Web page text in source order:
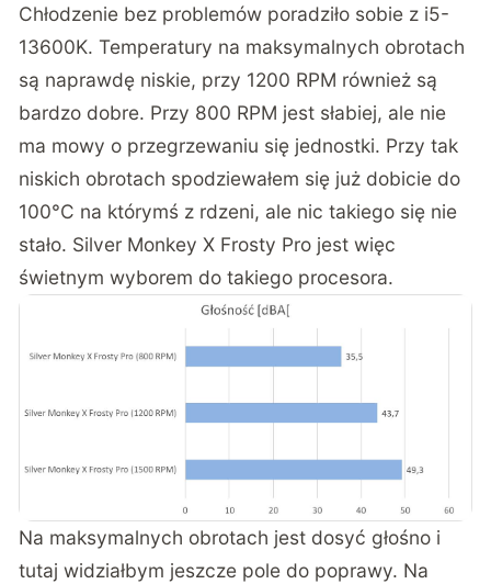
Chłodzenie bez problemów poradziło sobie z i5-
13600K. Temperatury na maksymalnych obrotach
są naprawdę niskie, przy 1200 RPM również są
bardzo dobre. Przy 800 RPM jest słabiej, ale nie
ma mowy o przegrzewaniu się jednostki. Przy tak
niskich obrotach spodziewałem się już dobicie do
100°C na którymś z rdzeni, ale nic takiego się nie
stało. Silver Monkey X Frosty Pro jest więc
świetnym wyborem do takiego procesora.
Na maksymalnych obrotach jest dosyć głośno i
tutaj widziałbym jeszcze pole do poprawy. Na